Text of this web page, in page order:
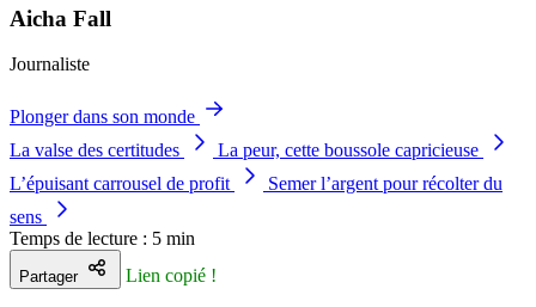
Aicha Fall
Journaliste
Plonger dans son monde
La valse des certitudes
La peur, cette boussole capricieuse
L’épuisant carrousel de profit
Semer l’argent pour récolter du
sens
Temps de lecture : 5 min
Partager Lien copié !